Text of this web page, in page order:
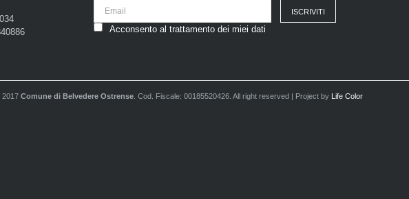
Acconsento al trattamento dei miei dati
2017 Comune di Belvedere Ostrense . Cod. Fiscale: 00185520426. All right reserved | Project by Life Color